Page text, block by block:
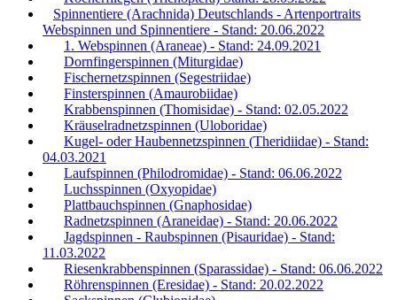
Spinnentiere (Arachnida) Deutschlands - Artenportraits
Webspinnen und Spinnentiere - Stand: 20.06.2022
1. Webspinnen (Araneae) - Stand: 24.09.2021
Dornfingerspinnen (Miturgidae)
Fischernetzspinnen (Segestriidae)
Finsterspinnen (Amaurobiidae)
Krabbenspinnen (Thomisidae) - Stand: 02.05.2022
Kräuselradnetzspinnen (Uloboridae)
Kugel- oder Haubennetzspinnen (Theridiidae) - Stand:
04.03.2021
Laufspinnen (Philodromidae) - Stand: 06.06.2022
Luchsspinnen (Oxyopidae)
Plattbauchspinnen (Gnaphosidae)
Radnetzspinnen (Araneidae) - Stand: 20.06.2022
Jagdspinnen - Raubspinnen (Pisauridae) - Stand:
11.03.2022
Riesenkrabbenspinnen (Sparassidae) - Stand: 06.06.2022
Röhrenspinnen (Eresidae) - Stand: 20.02.2022